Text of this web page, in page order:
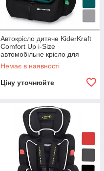
Автокрісло дитяче KiderKraft
Comfort Up i-Size
автомобільне крісло для
дітей R_2370
Немає в наявності
Ціну уточнюйте